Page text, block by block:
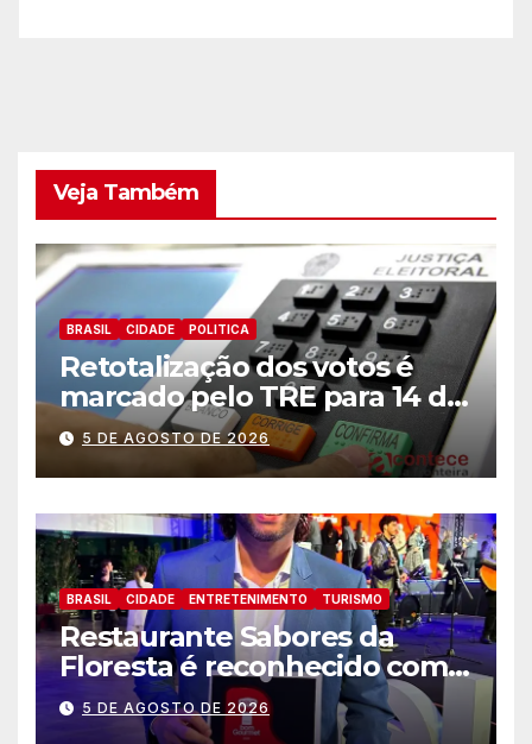
Veja Também
BRASIL CIDADE POLITICA
Retotalização dos votos é
marcado pelo TRE para 14 de
agosto
5 DE AGOSTO DE 2026
BRASIL CIDADE ENTRETENIMENTO TURISMO
Restaurante Sabores da
Floresta é reconhecido como
um dos Lugares Imperdíveis
de Foz do Iguaçu
5 DE AGOSTO DE 2026